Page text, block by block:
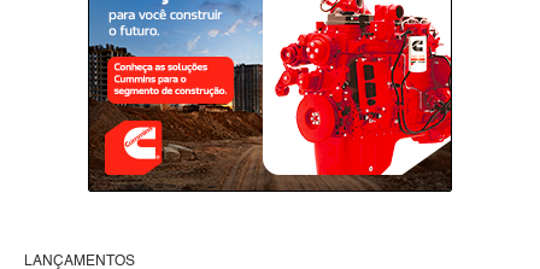
LANÇAMENTOS